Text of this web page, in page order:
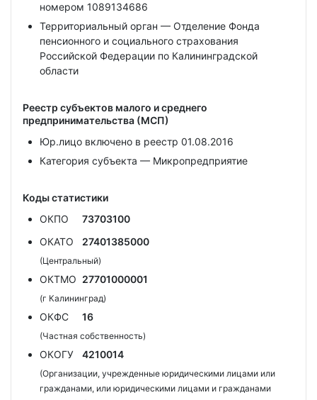
номером 1089134686
Территориальный орган — Отделение Фонда
пенсионного и социального страхования
Российской Федерации по Калининградской
области
Реестр субъектов малого и среднего
предпринимательства (МСП)
Юр.лицо включено в реестр 01.08.2016
Категория субъекта — Микропредприятие
Коды статистики
ОКПО
73703100
ОКАТО
27401385000
(Центральный)
ОКТМО 27701000001
(г Калининград)
ОКФС 16
(Частная собственность)
ОКОГУ 4210014
(Организации, учрежденные юридическими лицами или
гражданами, или юридическими лицами и гражданами